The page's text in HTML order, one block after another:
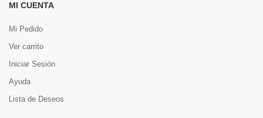
MI CUENTA
Mi Pedido
Ver carrito
Iniciar Sesión
Ayuda
Lista de Deseos